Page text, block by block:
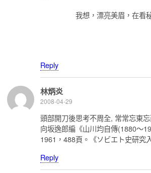
我想，漂亮美眉，在看秘密
Reply
林炳炎
2008-04-29
頭部開刀後思考不周全, 常常忘東
向坂逸郎編《山川均自傳(1880～
1961，488頁。《ソビエト史研究
Reply